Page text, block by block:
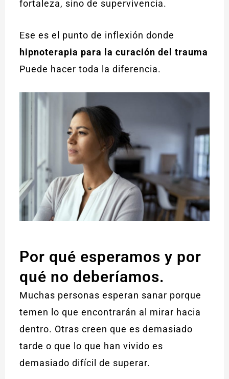
fortaleza, sino de supervivencia.
Ese es el punto de inflexión donde
hipnoterapia para la curación del trauma
Puede hacer toda la diferencia.
Por qué esperamos y por
qué no deberíamos.
Muchas personas esperan sanar porque
temen lo que encontrarán al mirar hacia
dentro. Otras creen que es demasiado
tarde o que lo que han vivido es
demasiado difícil de superar.